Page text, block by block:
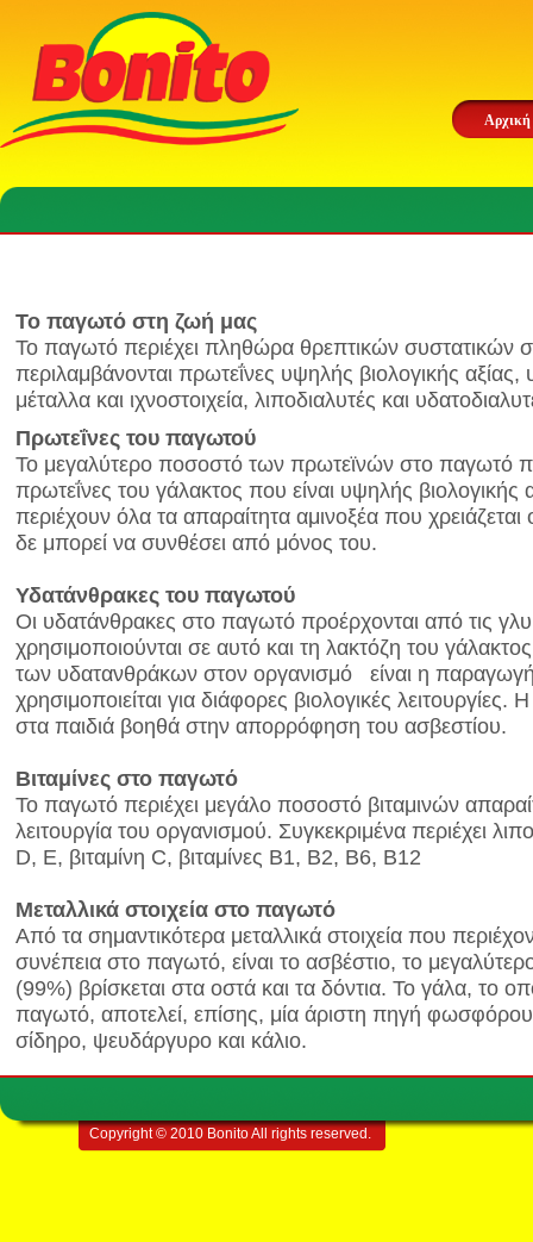
Αρχική
Το παγωτό στη ζωή μας
Το παγωτό περιέχει πληθώρα θρεπτικών συστατικών
περιλαμβάνονται πρωτεΐνες υψηλής βιολογικής
μέταλλα και ιχνοστοιχεία, λιποδιαλυτές και
Πρωτεΐνες του παγωτού
Το μεγαλύτερο ποσοστό των πρωτεϊνών στο παγωτό
πρωτεΐνες του γάλακτος που είναι υψηλής βιολογικής
περιέχουν όλα τα απαραίτητα αμινοξέα που
δε μπορεί να συνθέσει από μόνος του.
Υδατάνθρακες του παγωτού
Οι υδατάνθρακες στο παγωτό προέρχονται από τις
χρησιμοποιούνται σε αυτό και τη λακτόζη του
των υδατανθράκων στον οργανισμό είναι η παραγωγή
χρησιμοποιείται για διάφορες βιολογικές λειτουργίες.
στα παιδιά βοηθά στην απορρόφηση του ασβεστίου.
Βιταμίνες στο παγωτό
Το παγωτό περιέχει μεγάλο ποσοστό βιταμινών
λειτουργία του οργανισμού. Συγκεκριμένα περιέχει
D, E, βιταμίνη C, βιταμίνες Β1, Β2, Β6, Β12
Μεταλλικά στοιχεία στο παγωτό
Από τα σημαντικότερα μεταλλικά στοιχεία που
συνέπεια στο παγωτό, είναι το ασβέστιο, το
(99%) βρίσκεται στα οστά και τα δόντια. Το γάλα, το
παγωτό, αποτελεί, επίσης, μία άριστη πηγή
σίδηρο, ψευδάργυρο και κάλιο.
Copyright © 2010 Bonito All rights reserved.